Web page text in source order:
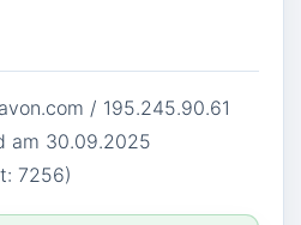
/ 195.245.90.61
am 30.09.2025
7256)